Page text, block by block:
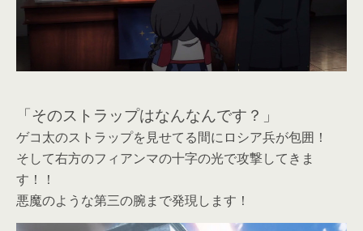
「そのストラップはなんなんです？」
ゲコ太のストラップを見せてる間にロシア兵が包囲！
そして右方のフィアンマの十字の光で攻撃してきま
す！！
悪魔のような第三の腕まで発現します！